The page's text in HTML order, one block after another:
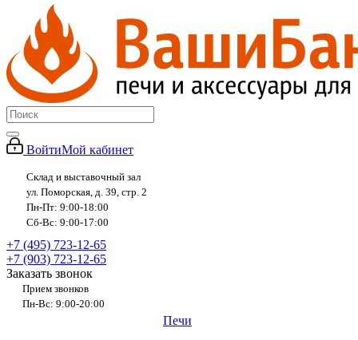
ВойтиМой кабинет
Склад и выставочный зал
ул. Поморская, д. 39, стр. 2
Пн-Пт: 9:00-18:00
Сб-Вс: 9:00-17:00
+7 (495) 723-12-65
+7 (903) 723-12-65
Заказать звонок
Прием звонков
Пн-Вс: 9:00-20:00
Печи